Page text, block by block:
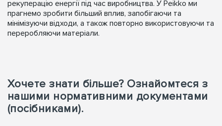
рекуперацію енергії під час виробництва. У Peikko ми
прагнемо зробити більший вплив, запобігаючи та
мінімізуючи відходи, а також повторно використовуючи та
переробляючи матеріали.
Хочете знати більше? Ознайомтеся з
нашими нормативними документами
(посібниками).